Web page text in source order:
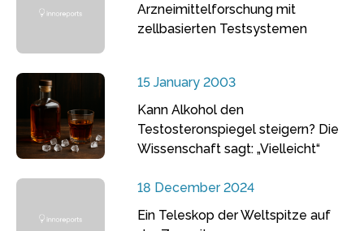
Arzneimittelforschung mit
zellbasierten Testsystemen
15 January 2003
Kann Alkohol den
Testosteronspiegel steigern? Die
Wissenschaft sagt: „Vielleicht“
18 December 2024
Ein Teleskop der Weltspitze auf